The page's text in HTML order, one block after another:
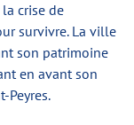
crise de
survivre. La ville
son patrimoine
en avant son
Peyres.